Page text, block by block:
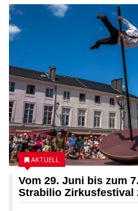
Vom 29. Juni bis zum
Strabilio Zirkusfestival
AKTUELL